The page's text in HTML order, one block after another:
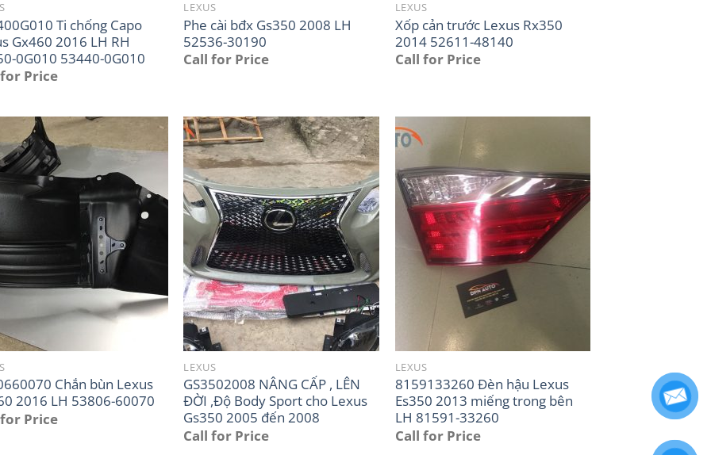
Ti chống Capo
Gx460 2016 LH RH
0G010 53440-0G010
Price
LEXUS
Phe cài bđx Gs350 2008 LH
52536-30190
Call for Price
LEXUS
Xốp cản trước Lexus Rx350
2014 52611-48140
Call for Price
Chắn bùn Lexus
2016 LH 53806-60070
Price
LEXUS
GS3502008 NÂNG CẤP , LÊN
ĐỜI ,Độ Body Sport cho Lexus
Gs350 2005 đến 2008
Call for Price
LEXUS
8159133260 Đèn hậu Lexus
Es350 2013 miếng trong bên
LH 81591-33260
Call for Price